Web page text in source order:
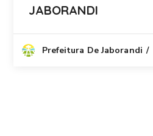
JABORANDI
Prefeitura De Jaborandi